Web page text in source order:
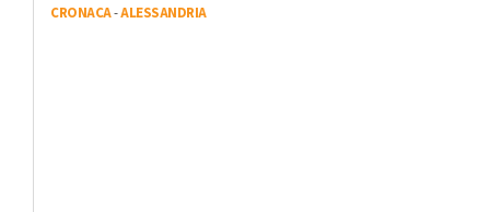
CRONACA-ALESSANDRIA